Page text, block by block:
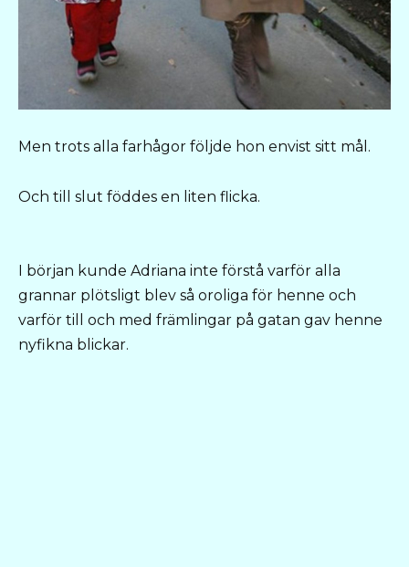
Men trots alla farhågor följde hon envist sitt mål.
Och till slut föddes en liten flicka.
I början kunde Adriana inte förstå varför alla
grannar plötsligt blev så oroliga för henne och
varför till och med främlingar på gatan gav henne
nyfikna blickar.